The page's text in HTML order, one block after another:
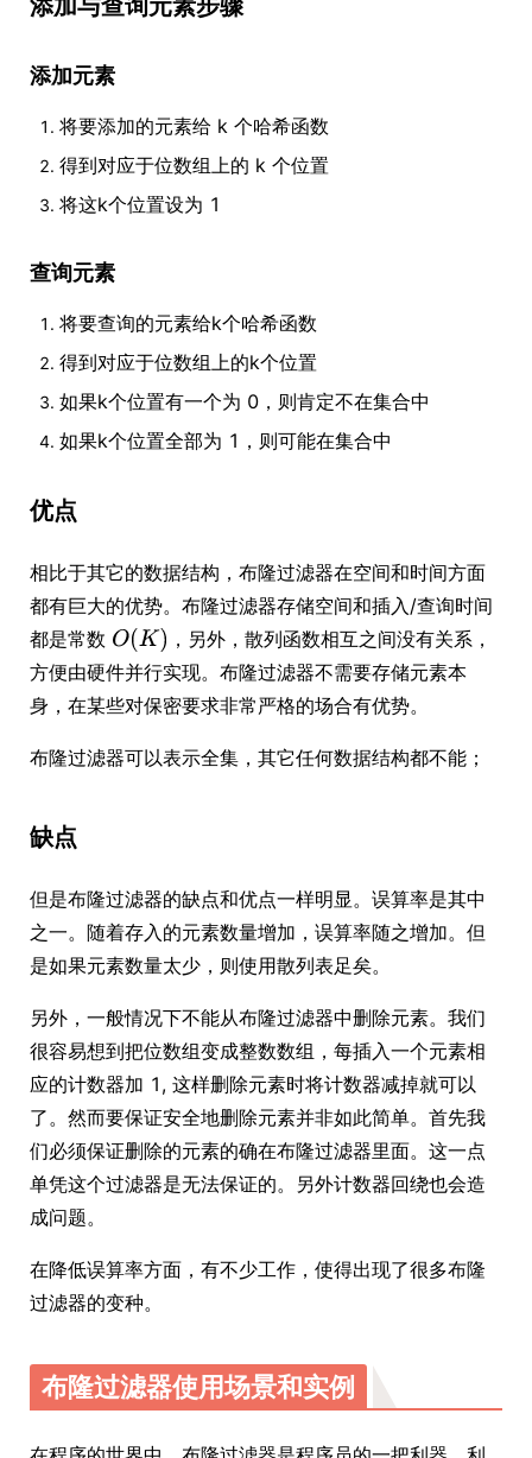
添加与查询元素步骤
添加元素
将要添加的元素给 k 个哈希函数
得到对应于位数组上的 k 个位置
将这k个位置设为 1
查询元素
将要查询的元素给k个哈希函数
得到对应于位数组上的k个位置
如果k个位置有一个为 0，则肯定不在集合中
如果k个位置全部为 1，则可能在集合中
优点
相比于其它的数据结构，布隆过滤器在空间和时间方面
都有巨大的优势。布隆过滤器存储空间和插入/查询时间
都是常数
，另外，散列函数相互之间没有关系，
方便由硬件并行实现。布隆过滤器不需要存储元素本
身，在某些对保密要求非常严格的场合有优势。
布隆过滤器可以表示全集，其它任何数据结构都不能；
缺点
但是布隆过滤器的缺点和优点一样明显。误算率是其中
之一。随着存入的元素数量增加，误算率随之增加。但
是如果元素数量太少，则使用散列表足矣。
另外，一般情况下不能从布隆过滤器中删除元素。我们
很容易想到把位数组变成整数数组，每插入一个元素相
应的计数器加 1, 这样删除元素时将计数器减掉就可以
了。然而要保证安全地删除元素并非如此简单。首先我
们必须保证删除的元素的确在布隆过滤器里面。这一点
单凭这个过滤器是无法保证的。另外计数器回绕也会造
成问题。
在降低误算率方面，有不少工作，使得出现了很多布隆
过滤器的变种。
布隆过滤器使用场景和实例